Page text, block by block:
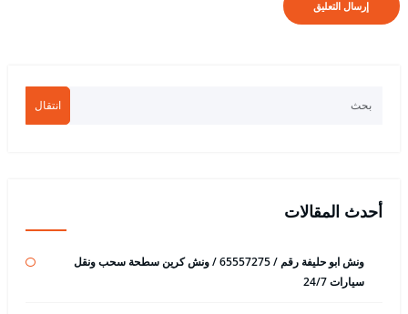
انتقال
أحدث المقالات
ونش ابو حليفة رقم / 65557275 / ونش كرين سطحة سحب ونقل
سيارات 24/7